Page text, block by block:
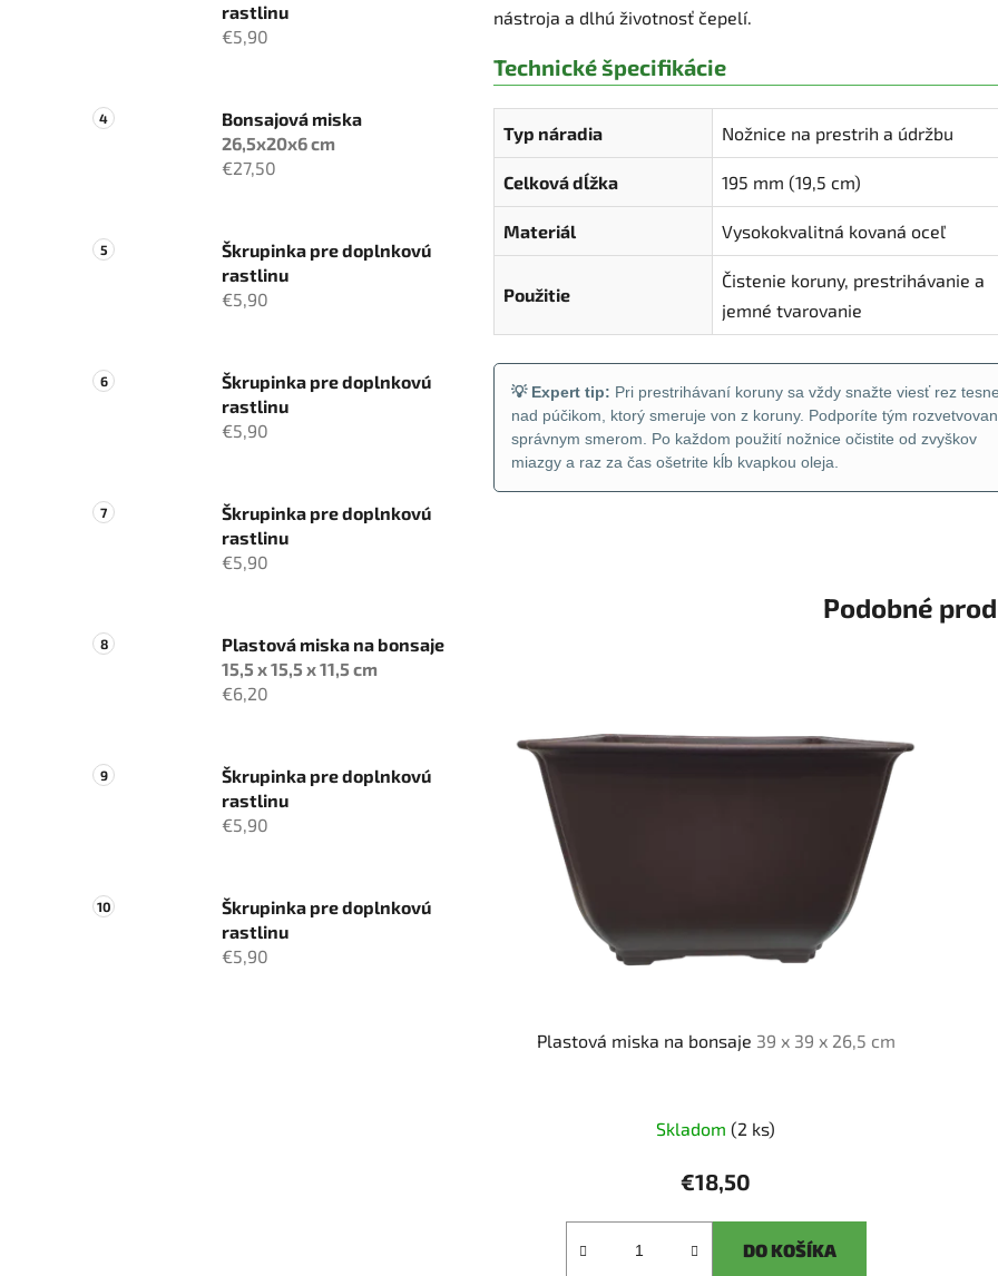
rastlinu
€5,90
Bonsajová miska
26,5x20x6 cm
€27,50
Škrupinka pre doplnkovú
rastlinu
€5,90
Škrupinka pre doplnkovú
rastlinu
€5,90
Škrupinka pre doplnkovú
rastlinu
€5,90
Plastová miska na bonsaje
15,5 x 15,5 x 11,5 cm
€6,20
Škrupinka pre doplnkovú
rastlinu
€5,90
Škrupinka pre doplnkovú
rastlinu
€5,90
nástroja a dlhú životnosť čepelí.
Technické špecifikácie
Typ náradia Nožnice na prestrih a údržbu
Celková dĺžka 195 mm (19,5 cm)
Materiál Vysokokvalitná kovaná oceľ
Použitie
Čistenie koruny, prestrihávanie a
jemné tvarovanie
💡 Expert tip: Pri prestrihávaní koruny sa vždy snažte viesť rez
nad púčikom, ktorý smeruje von z koruny. Podporíte tým
správnym smerom. Po každom použití nožnice očistite od zvyškov
miazgy a raz za čas ošetrite kĺb kvapkou oleja.
Podobné
Plastová miska na bonsaje 39 x 39 x 26,5 cm
Skladom (2 ks)
€18,50
DO KOŠÍKA